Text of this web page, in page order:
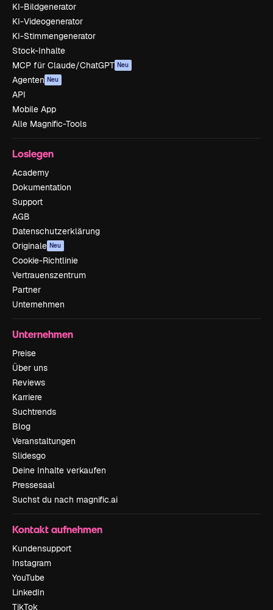
KI-Bildgenerator
KI-Videogenerator
KI-Stimmengenerator
Stock-Inhalte
MCP für Claude/ChatGPT Neu
Agenten Neu
API
Mobile App
Alle Magnific-Tools
Loslegen
Academy
Dokumentation
Support
AGB
Datenschutzerklärung
Originale Neu
Cookie-Richtlinie
Vertrauenszentrum
Partner
Unternehmen
Unternehmen
Preise
Über uns
Reviews
Karriere
Suchtrends
Blog
Veranstaltungen
Slidesgo
Deine Inhalte verkaufen
Pressesaal
Suchst du nach magnific.ai
Kontakt aufnehmen
Kundensupport
Instagram
YouTube
LinkedIn
TikTok